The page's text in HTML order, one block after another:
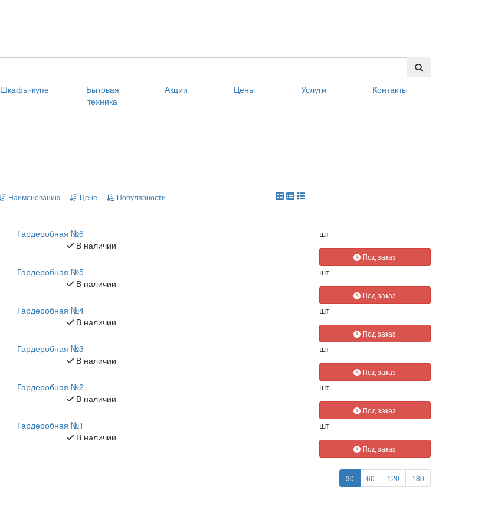
Шкафы-купе
Бытовая
техника
Акции Цены Услуги Контакты
Наименованию Цене Популярности
Гардеробная №6
В наличии
шт
Под заказ
Гардеробная №5
В наличии
шт
Под заказ
Гардеробная №4
В наличии
шт
Под заказ
Гардеробная №3
В наличии
шт
Под заказ
Гардеробная №2
В наличии
шт
Под заказ
Гардеробная №1
В наличии
шт
Под заказ
30 60 120 180